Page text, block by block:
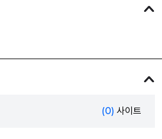
(0) 사이트